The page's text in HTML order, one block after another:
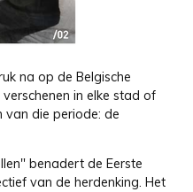
na op de Belgische
in elke stad of
van die periode: de
benadert de Eerste
van de herdenking. Het